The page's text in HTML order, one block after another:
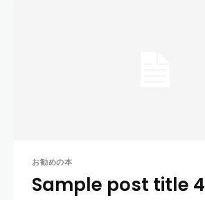
お勧めの本
Sample post title 4